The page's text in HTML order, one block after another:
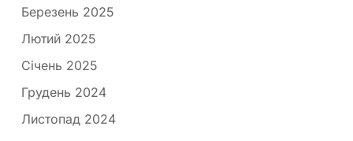
Березень 2025
Лютий 2025
Січень 2025
Грудень 2024
Листопад 2024